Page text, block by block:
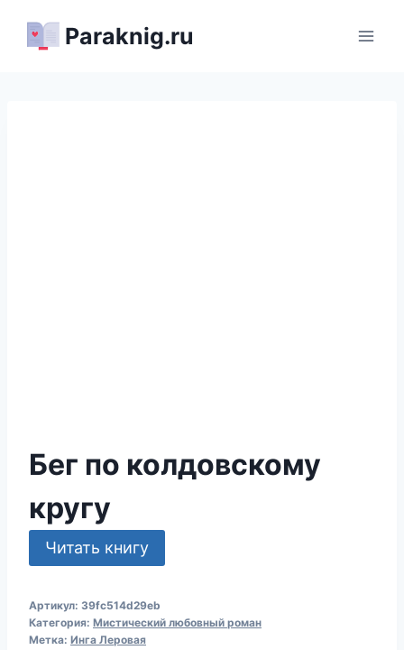
Paraknig.ru
Бег по колдовскому
кругу
Читать книгу
Артикул: 39fc514d29eb
Категория: Мистический любовный роман
Метка: Инга Леровая